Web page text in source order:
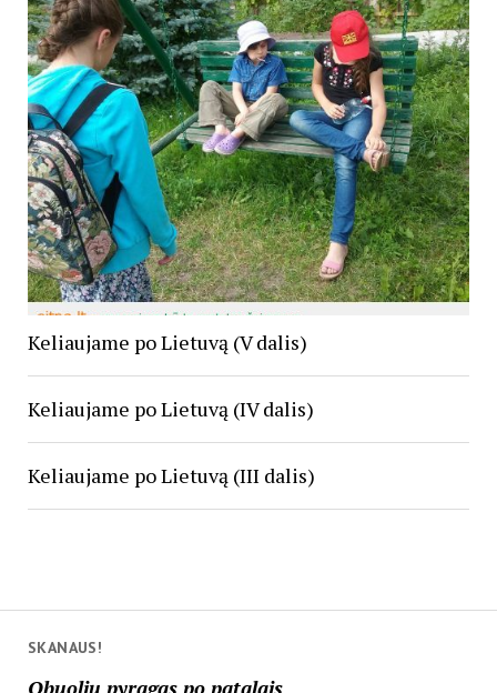
SKANAUS!
Obuolių pyragas po patalais
Keliaujame po Lietuvą (V dalis)
Keliaujame po Lietuvą (IV dalis)
Keliaujame po Lietuvą (III dalis)